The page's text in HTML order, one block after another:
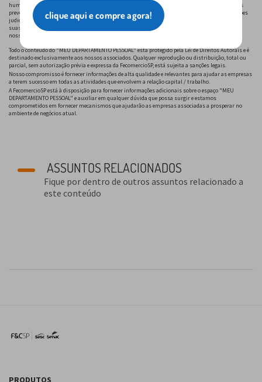
clique aqui e compre agora!
humanos em uma empresa envolve riscos. Embora ofereçamos orientações úteis, não podemos
prever com exatidão o comportamento das dinâmicas internas de uma organização nem decisões
judiciais referentes a possíveis causas. Recomendamos que as empresas sempre desenvolvam
suas próprias regras e práticas, sempre respeitando as leis trabalhistas vigentes e adaptem
nossas informações às suas necessidades específicas.
Todo o conteúdo do "MEU DEPARTAMENTO PESSOAL" está protegido pela Lei de Direitos Autorais e é
destinado exclusivamente aos nossos associados. Qualquer reprodução ou distribuição, total ou
parcial, sem autorização prévia e expressa da FecomercioSP, está sujeita a sanções legais.
Nosso compromisso é fornecer informações de alta qualidade e relevantes para ajudar as empresas
a terem sucesso em todas as atividades que envolvem a relação capital / trabalho.
A FecomercioSP está à disposição para fornecer informações adicionais sobre o espaço "MEU
DEPARTAMENTO PESSOAL" e auxiliar em qualquer dúvida que possa surgir e estamos
comprometidos em fornecer mecanismos que ajudarão as empresas associadas a prosperar no
ambiente de negócios atual.
ASSUNTOS RELACIONADOS
Fique por dentro de outros assuntos relacionado a
este conteúdo
PRODUTOS